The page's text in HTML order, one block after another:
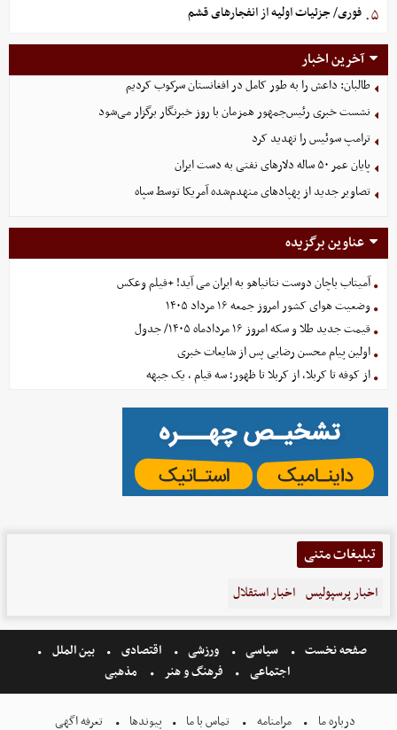
۵. فوری/ جزئیات اولیه از انفجارهای قشم
آخرین اخبار
طالبان: داعش را به طور کامل در افغانستان سرکوب کردیم
نشست خبری رئیس‌جمهور همزمان با روز خبرنگار برگزار می‌شود
ترامپ سوئیس را تهدید کرد
پایان عمر ۵۰ ساله دلارهای نفتی به دست ایران
تصاویر جدید از پهپادهای منهدم‌شده آمریکا توسط سپاه
عناوین برگزیده
آمیتاب باچان دوست نتانیاهو به ایران می آید! +فیلم وعکس
وضعیت هوای کشور امروز جمعه ۱۶ مرداد ۱۴۰۵
قیمت جدید طلا و سکه امروز ۱۶ مردادماه ۱۴۰۵/ جدول
اولین پیام محسن رضایی پس از شایعات خبری
از کوفه تا کربلا، از کربلا تا ظهور؛ سه قیام ، یک جبهه
تبلیغات متنی
اخبار پرسپولیس اخبار استقلال
صفحه نخست سیاسی ورزشی اقتصادی
بین الملل
اجتماعی
فرهنگ و هنر مذهبی
درباره ما مرامنامه تماس با ما پیوندها تعرفه اگهی